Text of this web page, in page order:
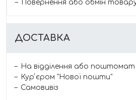
Повернення або обмін
ДОСТАВКА
На відділення або
Курʼєром "Нової пошти"
Самовивіз